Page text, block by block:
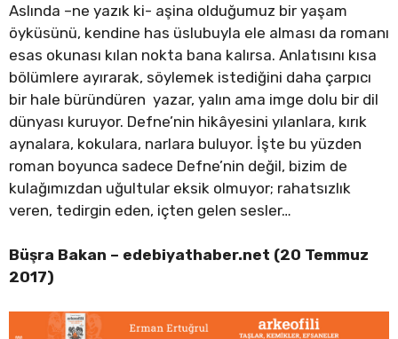
Aslında –ne yazık ki- aşina olduğumuz bir yaşam
öyküsünü, kendine has üslubuyla ele alması da romanı
esas okunası kılan nokta bana kalırsa. Anlatısını kısa
bölümlere ayırarak, söylemek istediğini daha çarpıcı
bir hale büründüren yazar, yalın ama imge dolu bir dil
dünyası kuruyor. Defne’nin hikâyesini yılanlara, kırık
aynalara, kokulara, narlara buluyor. İşte bu yüzden
roman boyunca sadece Defne’nin değil, bizim de
kulağımızdan uğultular eksik olmuyor; rahatsızlık
veren, tedirgin eden, içten gelen sesler…
Büşra Bakan – edebiyathaber.net (20 Temmuz
2017)